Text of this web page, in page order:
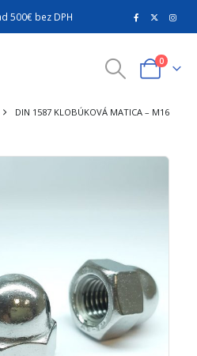
500€ bez DPH
0
DIN 1587 KLOBÚKOVÁ MATICA – M16